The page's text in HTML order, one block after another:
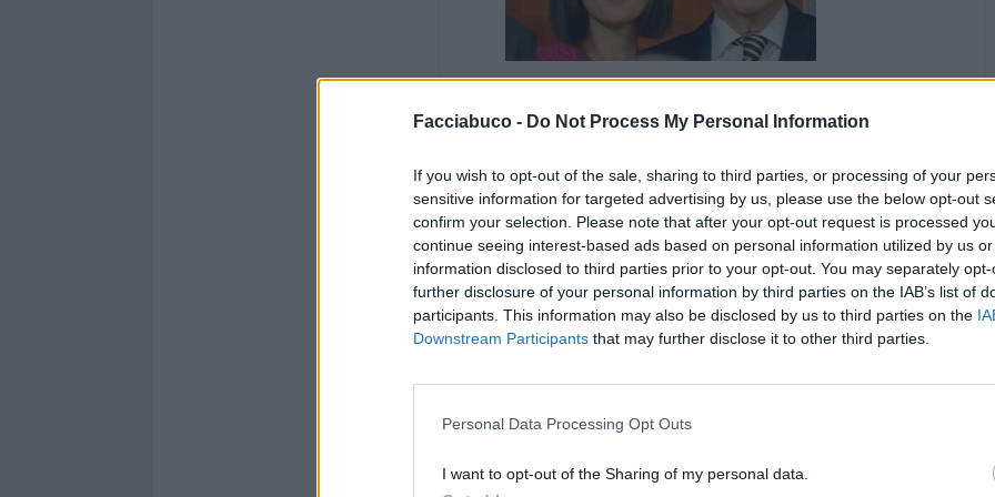
Facciabuco - Do Not Process My Personal Information
If you wish to opt-out of the sale, sharing to third parties, or processing of your
sensitive information for targeted advertising by us, please use the below opt-out
confirm your selection. Please note that after your opt-out request is processed
continue seeing interest-based ads based on personal information utilized by us
information disclosed to third parties prior to your opt-out. You may separately
further disclosure of your personal information by third parties on the IAB’s list of
participants. This information may also be disclosed by us to third parties on the
Downstream Participants that may further disclose it to other third parties.
Personal Data Processing Opt Outs
I want to opt-out of the Sharing of my personal data.
BIONDINA: Sera 🌃 🥂
27 Agosto 2024 alle ore 19:49·Ti stimo·Rispondi